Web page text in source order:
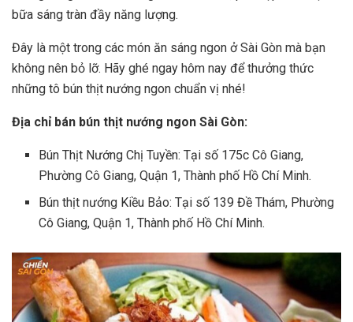
bữa sáng tràn đầy năng lượng.
Đây là một trong các món ăn sáng ngon ở Sài Gòn mà bạn
không nên bỏ lỡ. Hãy ghé ngay hôm nay để thưởng thức
những tô bún thịt nướng ngon chuẩn vị nhé!
Địa chỉ bán bún thịt nướng ngon Sài Gòn:
Bún Thịt Nướng Chị Tuyền: Tại số 175c Cô Giang,
Phường Cô Giang, Quận 1, Thành phố Hồ Chí Minh.
Bún thịt nướng Kiều Bảo: Tại số 139 Đề Thám, Phường
Cô Giang, Quận 1, Thành phố Hồ Chí Minh.